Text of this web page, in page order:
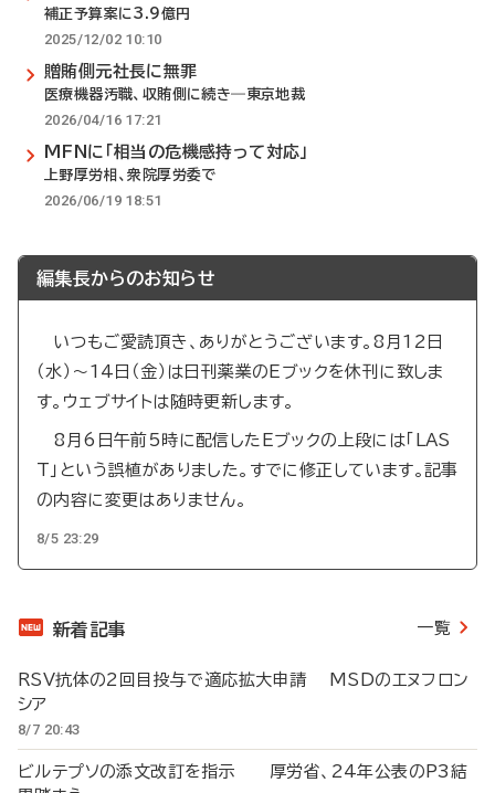
補正予算案に3.9億円
2025/12/02 10:10
贈賄側元社長に無罪
医療機器汚職、収賄側に続き―東京地裁
2026/04/16 17:21
MFNに「相当の危機感持って対応」
上野厚労相、衆院厚労委で
2026/06/19 18:51
編集長からのお知らせ
いつもご愛読頂き、ありがとうございます。8月12日
（水）～14日（金）は日刊薬業のEブックを休刊に致しま
す。ウェブサイトは随時更新します。
8月6日午前5時に配信したEブックの上段には「LAS
T」という誤植がありました。すでに修正しています。記事
の内容に変更はありません。
8/5 23:29
新着記事 一覧
RSV抗体の2回目投与で適応拡大申請 MSDのエヌフロン
シア
8/7 20:43
ビルテプソの添文改訂を指示 厚労省、24年公表のP3結